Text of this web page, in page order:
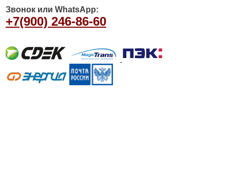
Звонок или WhatsApp:
+7(900) 246-86-60